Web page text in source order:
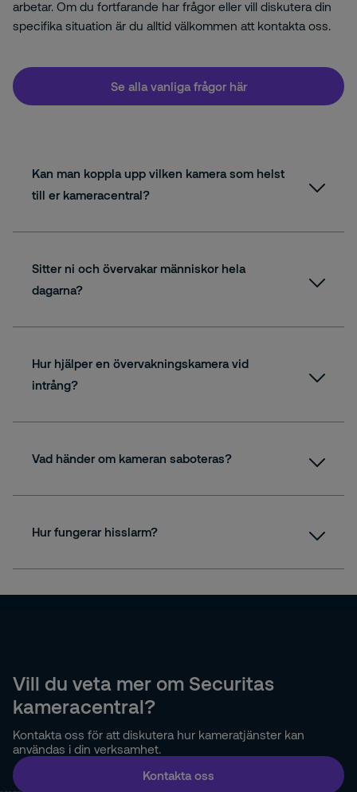
arbetar. Om du fortfarande har frågor eller vill diskutera din
specifika situation är du alltid välkommen att kontakta oss.
Se alla vanliga frågor här
Kan man koppla upp vilken kamera som helst
till er kameracentral?
Sitter ni och övervakar människor hela
dagarna?
Hur hjälper en övervakningskamera vid
intrång?
Vad händer om kameran saboteras?
Hur fungerar hisslarm?
Vill du veta mer om Securitas
kameracentral?
Kontakta oss för att diskutera hur kameratjänster kan
användas i din verksamhet.
Kontakta oss